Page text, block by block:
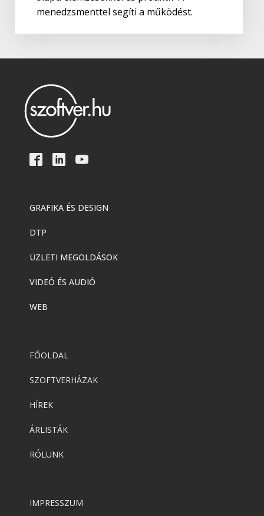
menedzsmenttel segíti a működést.
GRAFIKA ÉS DESIGN
DTP
ÜZLETI MEGOLDÁSOK
VIDEÓ ÉS AUDIÓ
WEB
FŐOLDAL
SZOFTVERHÁZAK
HÍREK
ÁRLISTÁK
RÓLUNK
IMPRESSZUM